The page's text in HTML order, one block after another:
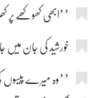
’’ابھی کھوکھے
خورشید کی جان میں
’’وہ میرے